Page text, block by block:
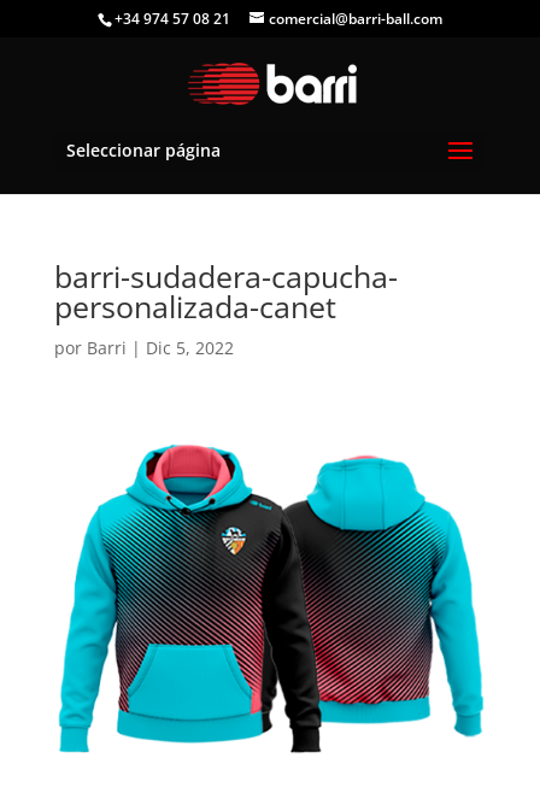
+34 974 57 08 21 comercial@barri-ball.com
Seleccionar página
barri-sudadera-capucha-
personalizada-canet
por Barri | Dic 5, 2022